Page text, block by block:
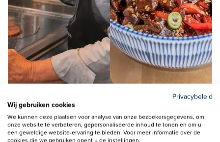
Privacybeleid
Wij gebruiken cookies
We kunnen deze plaatsen voor analyse van onze bezoekersgegevens, om
onze website te verbeteren, gepersonaliseerde inhoud te tonen en om u
een geweldige website-ervaring te bieden. Voor meer informatie over de
cookies die we gebruiken opent u de instellingen.